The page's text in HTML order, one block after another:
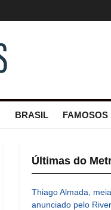
BRASIL FAMOSOS
Últimas do
Thiago Almada,
anunciado pelo